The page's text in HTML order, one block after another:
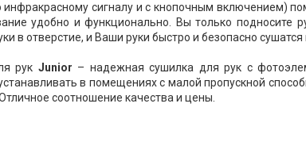
инфракрасному сигналу и с кнопочным включением)
удобно и функционально. Вы только подносите
в отверстие, и Ваши руки быстро и безопасно сушатся
рук Junior – надежная сушилка для рук с
в помещениях с малой пропускной
соотношение качества и цены.